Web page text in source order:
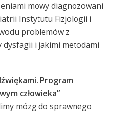
mowy diagnozowani
Instytutu Fizjologii i
problemów z
dysfagii i jakimi metodami
Program
człowieka”
mózg do sprawnego